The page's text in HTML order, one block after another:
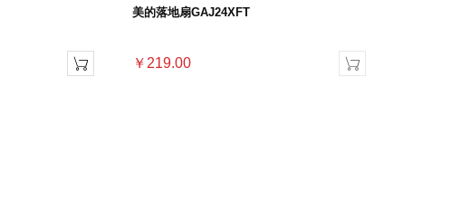

美的落地扇GAJ24XFT
￥219.00 